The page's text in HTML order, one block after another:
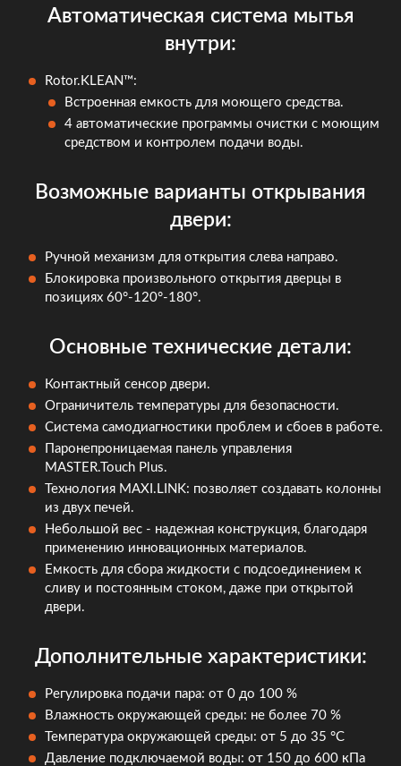
Автоматическая система мытья
внутри:
Rotor.KLEAN™:
Встроенная емкость для моющего средства.
4 автоматические программы очистки с моющим
средством и контролем подачи воды.
Возможные варианты открывания
двери:
Ручной механизм для открытия слева направо.
Блокировка произвольного открытия дверцы в
позициях 60°-120°-180°.
Основные технические детали:
Контактный сенсор двери.
Ограничитель температуры для безопасности.
Система самодиагностики проблем и сбоев в работе.
Паронепроницаемая панель управления
MASTER.Touch Plus.
Технология MAXI.LINK: позволяет создавать колонны
из двух печей.
Небольшой вес - надежная конструкция, благодаря
применению инновационных материалов.
Емкость для сбора жидкости с подсоединением к
сливу и постоянным стоком, даже при открытой
двери.
Дополнительные характеристики:
Регулировка подачи пара: от 0 до 100 %
Влажность окружающей среды: не более 70 %
Температура окружающей среды: от 5 до 35 °C
Давление подключаемой воды: от 150 до 600 кПа